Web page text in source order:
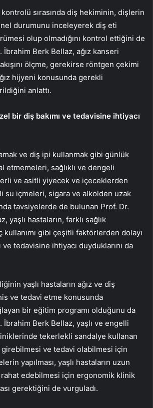
sırasında diş hekiminin, dişlerin
durumunu inceleyerek diş eti
olup olmadığını kontrol ettiğini de
İbrahim Berk Bellaz, ağız kanseri
ölçme, gerekirse röntgen çekimi
hijyeni konusunda gerekli
anlattı.
bir diş bakımı ve tedavisine ihtiyacı
ve diş ipi kullanmak gibi günlük
etmemeleri, sağlıklı ve dengeli
ve asitli yiyecek ve içeceklerden
su içmeleri, sigara ve alkolden uzak
tavsiyelerde de bulunan Prof. Dr.
yaşlı hastaların, farklı sağlık
gibi çeşitli faktörlerden dolayı
ve tedavisine ihtiyacı duyduklarını da
yaşlı hastaların ağız ve diş
ve tedavi etme konusunda
bir eğitim programı olduğunu da
İbrahim Berk Bellaz, yaşlı ve engelli
tekerlekli sandalye kullanan
girebilmesi ve tedavi olabilmesi için
yapılması, yaşlı hastaların uzun
edebilmesi için ergonomik klinik
gerektiğini de vurguladı.